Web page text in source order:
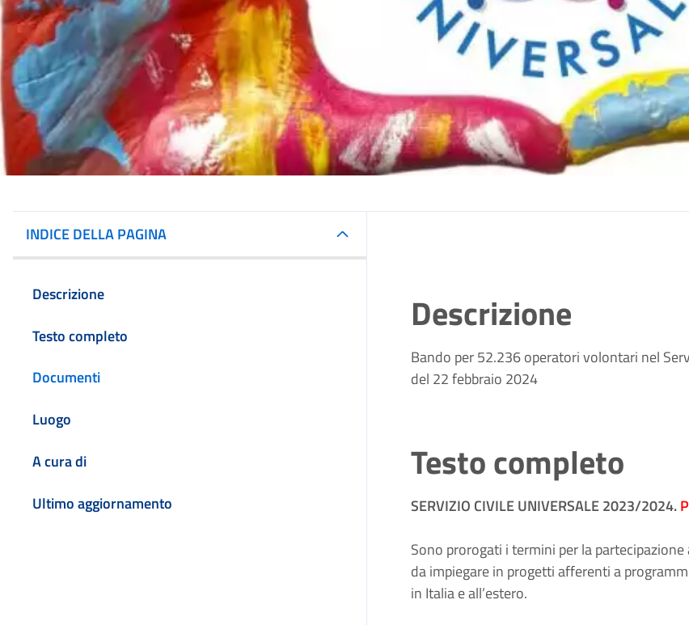
INDICE DELLA PAGINA
Descrizione
Testo completo
Documenti
Luogo
A cura di
Ultimo aggiornamento
Descrizione
Bando per 52.236 operatori volontari nel
del 22 febbraio 2024
Testo completo
SERVIZIO CIVILE UNIVERSALE 2023/2024.
Sono prorogati i termini per la
da impiegare in progetti afferenti a
in Italia e all’estero.